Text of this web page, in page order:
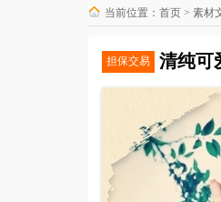
当前位置： 首页 > 素材
担保交易 清纯可